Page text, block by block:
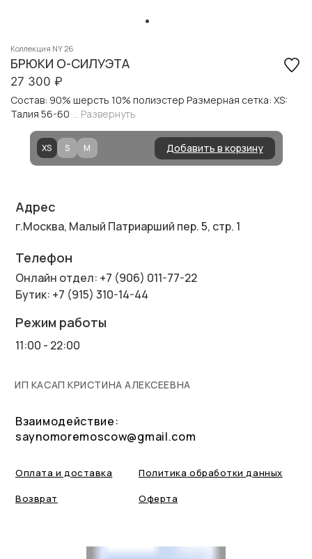
Коллекция NY 26
БРЮКИ О-СИЛУЭТА
27 300 ₽
Состав: 90% шерсть 10% полиэстер Размерная сетка: XS:
Талия 56-60
... Развернуть
XS S M Добавить в корзину
Оферта
Оплата и доставка
Возврат
Политика обработки данных
Взаимодействие:
saynomoremoscow@gmail.com
Адрес
г.Москва, Малый Патриарший пер. 5, стр. 1
Режим работы
11:00 - 22:00
Телефон
Онлайн отдел: +7 (906) 011-77-22
Бутик: +7 (915) 310-14-44
ИП КАСАП КРИСТИНА АЛЕКСЕЕВНА